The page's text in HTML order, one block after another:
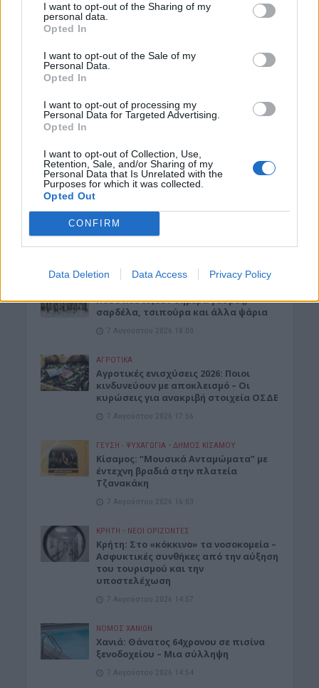
I want to opt-out of the Sharing of my
personal data.
Opted In
I want to opt-out of the Sale of my
Personal Data.
Opted In
I want to opt-out of processing my
Personal Data for Targeted Advertising.
Opted In
I want to opt-out of Collection, Use,
Retention, Sale, and/or Sharing of my
Personal Data that Is Unrelated with the
Purposes for which it was collected.
Opted Out
CONFIRM
Data Deletion Data Access Privacy Policy
κυκλοφορίας: Χιλιάδες αυτοκίνητα
παραμένουν αταξινόμητα
ΚΡΗΤΗ • ΝΕΟΙ ΟΡΙΖΟΝΤΕΣ • ΠΑΙΔΕΙΑ - ΕΚΠΑΙΔΕΥΣΗ
φοιτητές του Πανεπιστημίου Κρήτης
7 Αυγούστου 2026 21:03
Κρήτη: Σε “πορτοκαλί” συναγερμό
αύριο Σάββατο – Πολύ υψηλός
κίνδυνος πυρκαγιάς
Πόσο κοστίζουν σήμερα γαύρος,
σαρδέλα, τσιπούρα και άλλα ψάρια
7 Αυγούστου 2026 18:00
ΑΓΡΟΤΙΚΑ
Αγροτικές ενισχύσεις 2026: Ποιοι
κινδυνεύουν με αποκλεισμό – Οι
κυρώσεις για ανακριβή στοιχεία ΟΣΔΕ
7 Αυγούστου 2026 17:56
ΓΕΎΣΗ - ΨΥΧΑΓΩΓΊΑ • ΔΉΜΟΣ ΚΙΣΆΜΟΥ
Κίσαμος: “Μουσικά Ανταμώματα” με
έντεχνη βραδιά στην πλατεία
Τζανακάκη
7 Αυγούστου 2026 16:03
ΚΡΗΤΗ • ΝΕΟΙ ΟΡΙΖΟΝΤΕΣ
Κρήτη: Στο «κόκκινο» τα νοσοκομεία –
Ασφυκτικές συνθήκες από την αύξηση
του τουρισμού και την
υποστελέχωση
7 Αυγούστου 2026 14:57
ΝΟΜΌΣ ΧΑΝΊΩΝ
Χανιά: Θάνατος 64χρονου σε πισίνα
ξενοδοχείου – Μια σύλληψη
7 Αυγούστου 2026 14:54